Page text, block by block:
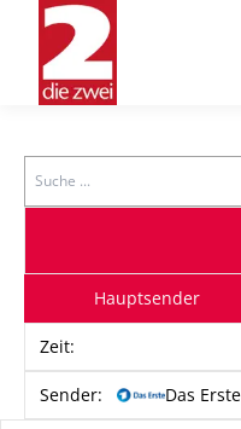
Search
Hauptsender
Zeit:
Sender: Das Erste